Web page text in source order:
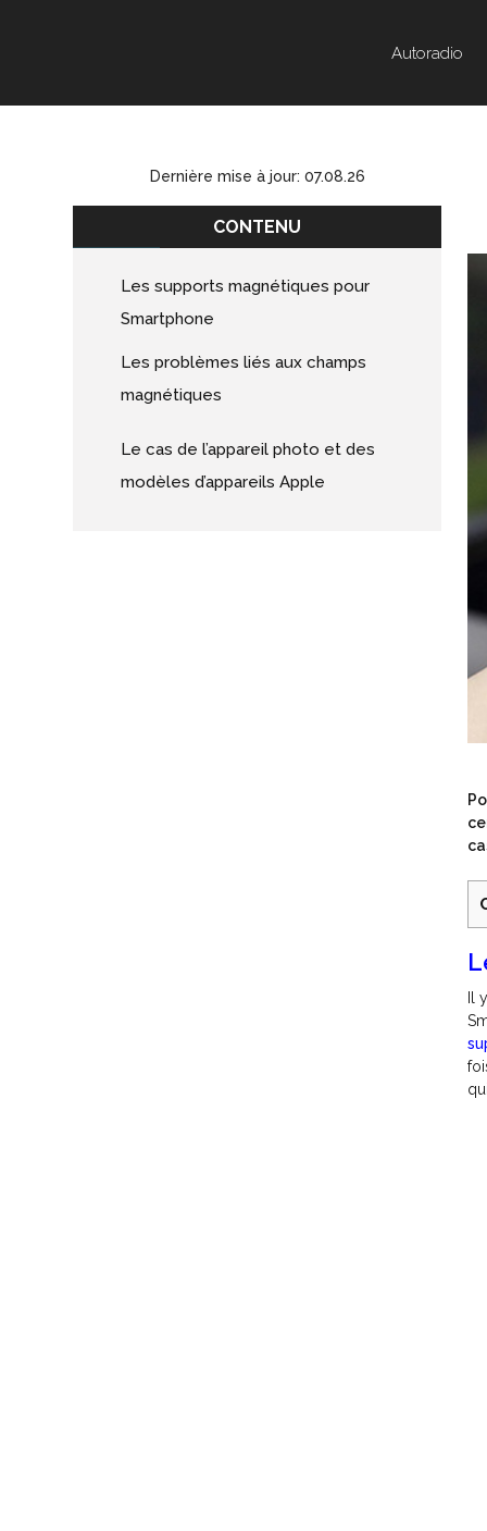
Autoradio
Dernière mise à jour: 07.08.26
CONTENU
Les supports magnétiques pour
Smartphone
Les problèmes liés aux champs
magnétiques
Le cas de l’appareil photo et des
modèles d’appareils Apple
Il